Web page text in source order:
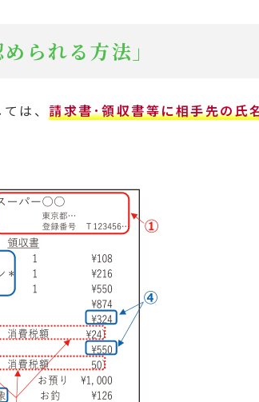
られる方法」
は、 請求書･領収書等に相手先の氏